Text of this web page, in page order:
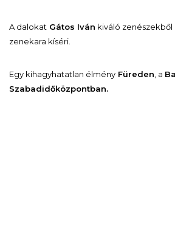
A dalokat Gátos Iván kiváló
zenekara kíséri.
Egy kihagyhatatlan élmény Füreden, a
Szabadidőközpontban.